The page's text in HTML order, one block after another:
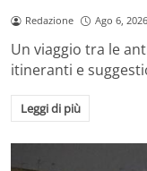
Redazione Ago 6,
Un viaggio tra le
itineranti e
Leggi di più